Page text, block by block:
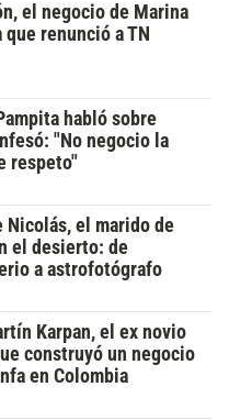
el negocio de Marina
renunció a TN
habló sobre
"No negocio la
respeto"
Nicolás, el marido de
el desierto: de
a astrofotógrafo
Karpan, el ex novio
construyó un negocio
en Colombia